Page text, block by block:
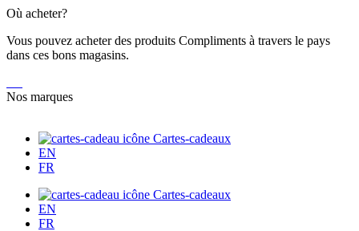
Skip
Content
Où acheter?
Vous pouvez acheter des produits Compliments à travers le pays
dans ces bons magasins.
Nos marques
Cartes-cadeaux
EN
FR
Cartes-cadeaux
EN
FR